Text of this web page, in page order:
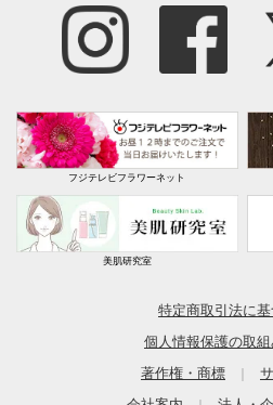
フジテレビフラワーネット
美肌研究室
特定商取引法に
個人情報保護の取
著作権・商標